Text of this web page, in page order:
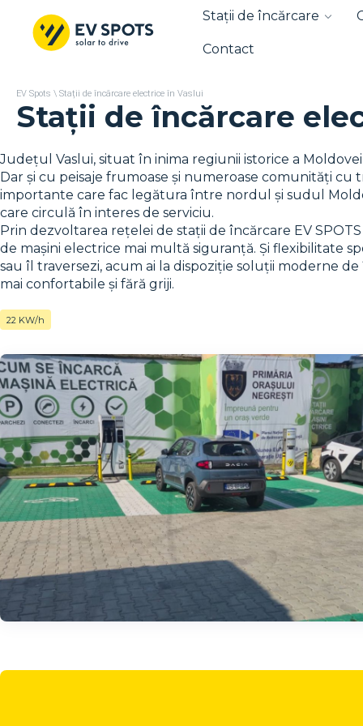
Stații de încărcare
Contact
EV Spots \ Stații de încărcare electrice în Vaslui
Stații de încărcare
Județul Vaslui, situat în inima regiunii istorice a
Dar și cu peisaje frumoase și numeroase comunități
importante care fac legătura între nordul și sudul
care circulă în interes de serviciu.
Prin dezvoltarea rețelei de stații de încărcare EV
de mașini electrice mai multă siguranță. Și flexibilitate
sau îl traversezi, acum ai la dispoziție soluții moderne
mai confortabile și fără griji.
22 KW/h